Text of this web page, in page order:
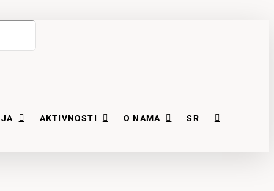
AKTIVNOSTI O NAMA SR